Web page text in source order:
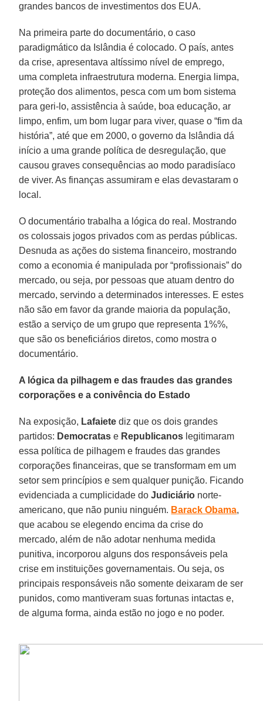
grandes bancos de investimentos dos EUA.
Na primeira parte do documentário, o caso
paradigmático da Islândia é colocado. O país, antes
da crise, apresentava altíssimo nível de emprego,
uma completa infraestrutura moderna. Energia limpa,
proteção dos alimentos, pesca com um bom sistema
para geri-lo, assistência à saúde, boa educação, ar
limpo, enfim, um bom lugar para viver, quase o “fim da
história”, até que em 2000, o governo da Islândia dá
início a uma grande política de desregulação, que
causou graves consequências ao modo paradisíaco
de viver. As finanças assumiram e elas devastaram o
local.
O documentário trabalha a lógica do real. Mostrando
os colossais jogos privados com as perdas públicas.
Desnuda as ações do sistema financeiro, mostrando
como a economia é manipulada por “profissionais” do
mercado, ou seja, por pessoas que atuam dentro do
mercado, servindo a determinados interesses. E estes
não são em favor da grande maioria da população,
estão a serviço de um grupo que representa 1%%,
que são os beneficiários diretos, como mostra o
documentário.
A lógica da pilhagem e das fraudes das grandes
corporações e a conivência do Estado
Na exposição, Lafaiete diz que os dois grandes
partidos: Democratas e Republicanos legitimaram
essa política de pilhagem e fraudes das grandes
corporações financeiras, que se transformam em um
setor sem princípios e sem qualquer punição. Ficando
evidenciada a cumplicidade doJudiciário norte-
americano, que não puniu ninguém. Barack Obama,
que acabou se elegendo encima da crise do
mercado, além de não adotar nenhuma medida
punitiva, incorporou alguns dos responsáveis pela
crise em instituições governamentais. Ou seja, os
principais responsáveis não somente deixaram de ser
punidos, como mantiveram suas fortunas intactas e,
de alguma forma, ainda estão no jogo e no poder.